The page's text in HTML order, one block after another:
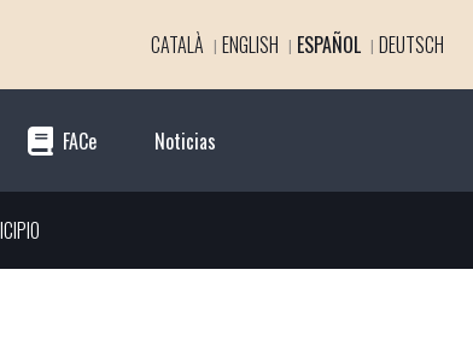
CATALÀ ENGLISH ESPAÑOL DEUTSCH
FACe Noticias